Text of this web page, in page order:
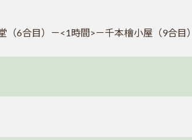
6合目）－<1時間>－千本檜小屋（9合目